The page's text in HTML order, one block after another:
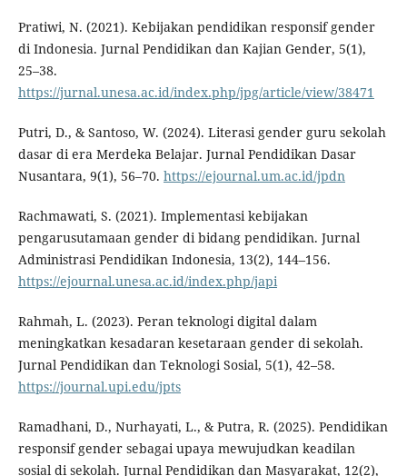
Pratiwi, N. (2021). Kebijakan pendidikan responsif gender
di Indonesia. Jurnal Pendidikan dan Kajian Gender, 5(1),
25–38.
https://jurnal.unesa.ac.id/index.php/jpg/article/view/38471
Putri, D., & Santoso, W. (2024). Literasi gender guru sekolah
dasar di era Merdeka Belajar. Jurnal Pendidikan Dasar
Nusantara, 9(1), 56–70. https://ejournal.um.ac.id/jpdn
Rachmawati, S. (2021). Implementasi kebijakan
pengarusutamaan gender di bidang pendidikan. Jurnal
Administrasi Pendidikan Indonesia, 13(2), 144–156.
https://ejournal.unesa.ac.id/index.php/japi
Rahmah, L. (2023). Peran teknologi digital dalam
meningkatkan kesadaran kesetaraan gender di sekolah.
Jurnal Pendidikan dan Teknologi Sosial, 5(1), 42–58.
https://journal.upi.edu/jpts
Ramadhani, D., Nurhayati, L., & Putra, R. (2025). Pendidikan
responsif gender sebagai upaya mewujudkan keadilan
sosial di sekolah. Jurnal Pendidikan dan Masyarakat, 12(2),